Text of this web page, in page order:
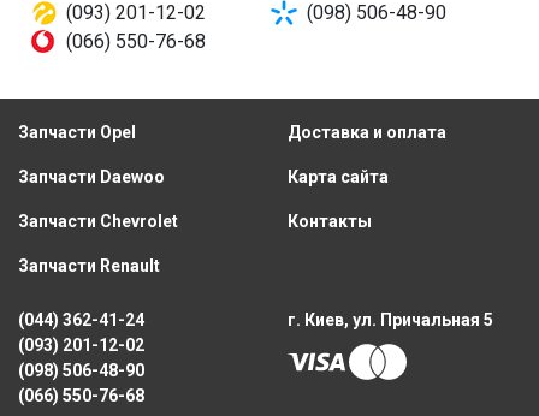
(093) 201-12-02
(098) 506-48-90
(066) 550-76-68
Запчасти Opel
Запчасти Daewoo
Запчасти Chevrolet
Запчасти Renault
Доставка и оплата
Карта сайта
Контакты
(044) 362-41-24
(093) 201-12-02
(098) 506-48-90
(066) 550-76-68
г. Киев, ул. Причальная 5